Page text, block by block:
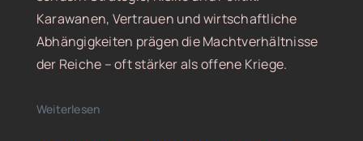
Karawanen, Vertrauen und wirtschaftliche
Abhängigkeiten prägen die Machtverhältnisse
der Reiche – oft stärker als offene Kriege.
Weiterlesen